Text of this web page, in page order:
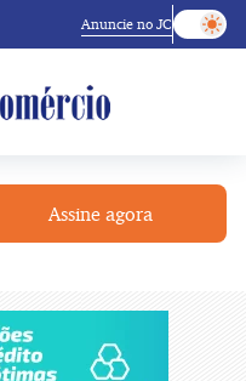
Anuncie no JC
Assine agora